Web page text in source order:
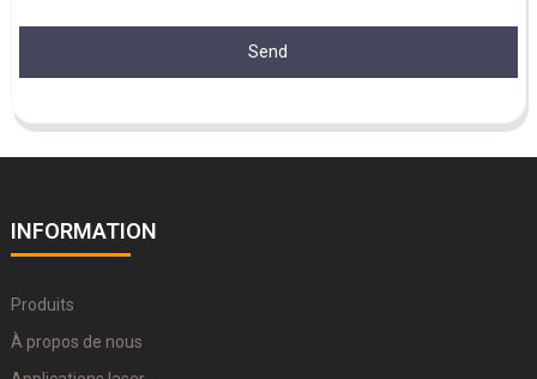
Send
INFORMATION
Produits
À propos de nous